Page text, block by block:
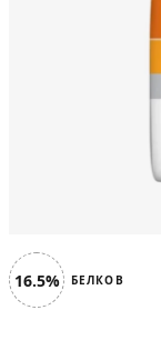
16.5% БЕЛКОВ